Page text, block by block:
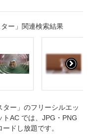
ー」関連検索結果
ー」のフリーシルエッ
トAC では、JPG・PNG
ドし放題です。